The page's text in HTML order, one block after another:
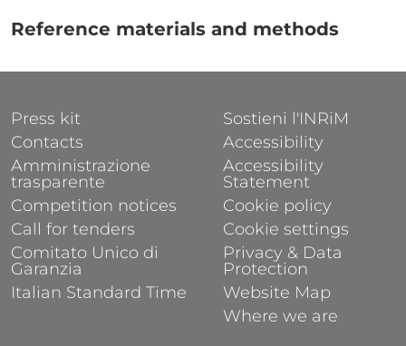
Link
Reference materials and methods
FOOTER 1
Press kit
Contacts
Amministrazione
trasparente
Competition notices
Call for tenders
Comitato Unico di
Garanzia
Italian Standard Time
FOOTER 2
Sostieni l'INRiM
Accessibility
Accessibility
Statement
Cookie policy
Cookie settings
Privacy & Data
Protection
Website Map
Where we are